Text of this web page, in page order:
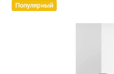
Популярный